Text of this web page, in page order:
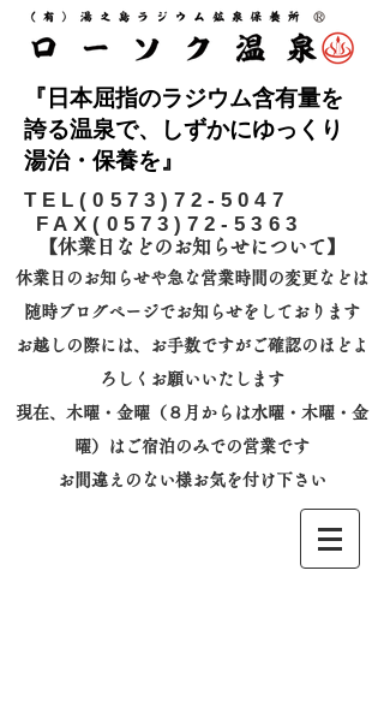
『日本屈指のラジウム含有量を
誇る温泉で、しずかにゆっくり
湯治・保養を』
​TEL(0573)72-5047
FAX(0573)72-5363
【休業日などのお知らせについて】​
休業日のお知らせや急な営業時間の変更などは
随時ブログページでお知らせをしております
お越しの際には、
お手数ですがご確認のほどよ
ろしくお願いいたします
​現在、木曜・金曜（８月からは水曜・木曜・金
曜）はご宿泊のみでの営業です
お間違えのない様お気を付け下さい